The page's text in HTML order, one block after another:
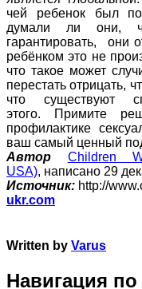
чей ребенок был
думали ли они,
гарантировать, они
ребёнком это не
что такое может
перестать отрицать,
что существуют
этого. Примите
профилактике
ваш самый ценный
Автор
Children
USA), написано 29
Источник: http://
ukr.com
Written by Varus
Навигация